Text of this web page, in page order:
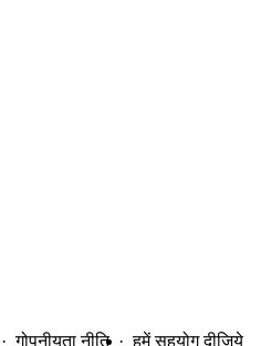
गोपनीयता नीति हमें सहयोग दीजिये